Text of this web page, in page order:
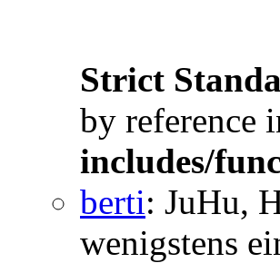
Strict
by reference
includes/
berti: JuHu,
wenigstens